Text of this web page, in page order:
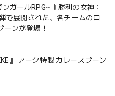
ガールRPG~『勝利の女神：
で展開された、各チームのロ
ンが登場！
』 アーク特製 カレースプーン